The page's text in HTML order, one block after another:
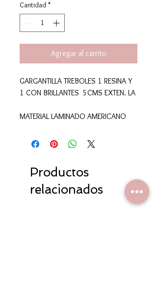
Cantidad *
Agregar al carrito
GARGANTILLA TREBOLES 1 RESINA Y
1 CON BRILLANTES 5CMS EXTEN. LA
MATERIAL LAMINADO AMERICANO
Productos
relacionados